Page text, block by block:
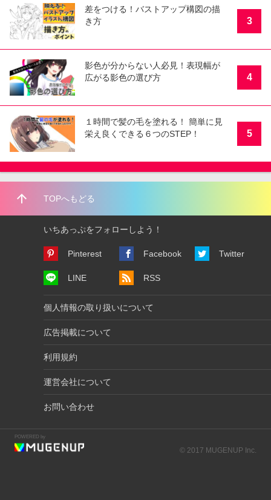
差をつける！バストアップ構図の描
き方
3
影色が分からない人必見！表現幅が
広がる影色の選び方
4
１時間で髪の毛を塗れる！ 簡単に見
栄え良くできる６つのSTEP！
5
arrow_upward TOPへもどる
いちあっぷをフォローしよう！
Pinterest Facebook Twitter
LINE RSS
個人情報の取り扱いについて
広告掲載について
利用規約
運営会社について
お問い合わせ
POWERED by
© 2017 MUGENUP Inc.